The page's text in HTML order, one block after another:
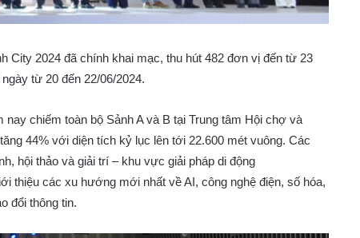
City 2024 đã chính khai mạc, thu hút 482 đơn vị đến từ 23
từ 20 đến 22/06/2024.
chiếm toàn bộ Sảnh A và B tại Trung tâm Hội chợ và
44% với diện tích kỷ lục lên tới 22.600 mét vuông. Các
hội thảo và giải trí – khu vực giải pháp di động
thiệu các xu hướng mới nhất về AI, công nghệ điện, số hóa,
đổi thông tin.